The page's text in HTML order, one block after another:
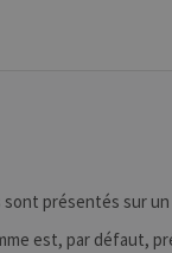
sont présentés sur
est, par défaut,